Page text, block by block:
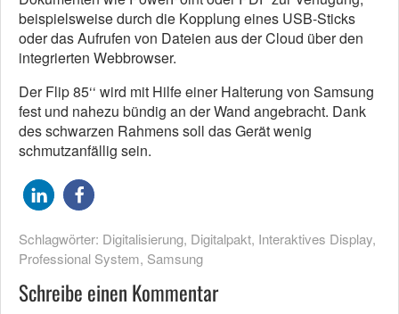
beispielsweise durch die Kopplung eines USB-Sticks
oder das Aufrufen von Dateien aus der Cloud über den
integrierten Webbrowser.
Der Flip 85‘‘ wird mit Hilfe einer Halterung von Samsung
fest und nahezu bündig an der Wand angebracht. Dank
des schwarzen Rahmens soll das Gerät wenig
schmutzanfällig sein.
Schlagwörter: Digitalisierung, Digitalpakt, Interaktives Display,
Professional System, Samsung
Schreibe einen Kommentar